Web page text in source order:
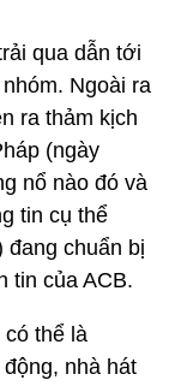
qua dẫn tới
Ngoài ra
ra thảm kịch
(ngày
nổ nào đó và
tin cụ thể
đang chuẩn bị
tin của ACB.
thể là
nhà hát